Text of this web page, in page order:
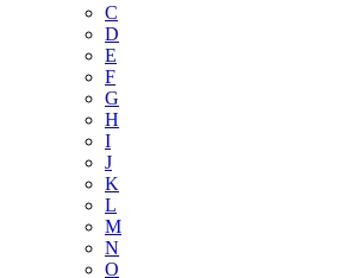
C
D
E
F
G
H
I
J
K
L
M
N
O